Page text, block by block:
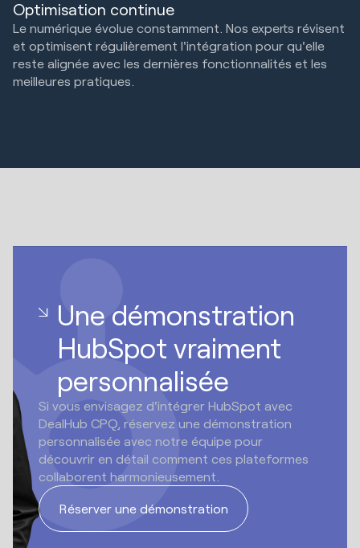
Optimisation continue
Le numérique évolue constamment. Nos experts révisent
et optimisent régulièrement l'intégration pour qu'elle
reste alignée avec les dernières fonctionnalités et les
meilleures pratiques.
Une démonstration
HubSpot vraiment
personnalisée
Si vous envisagez d'intégrer HubSpot avec
DealHub CPQ, réservez une démonstration
personnalisée avec notre équipe pour
découvrir en détail comment ces plateformes
collaborent harmonieusement.
Réserver une démonstration